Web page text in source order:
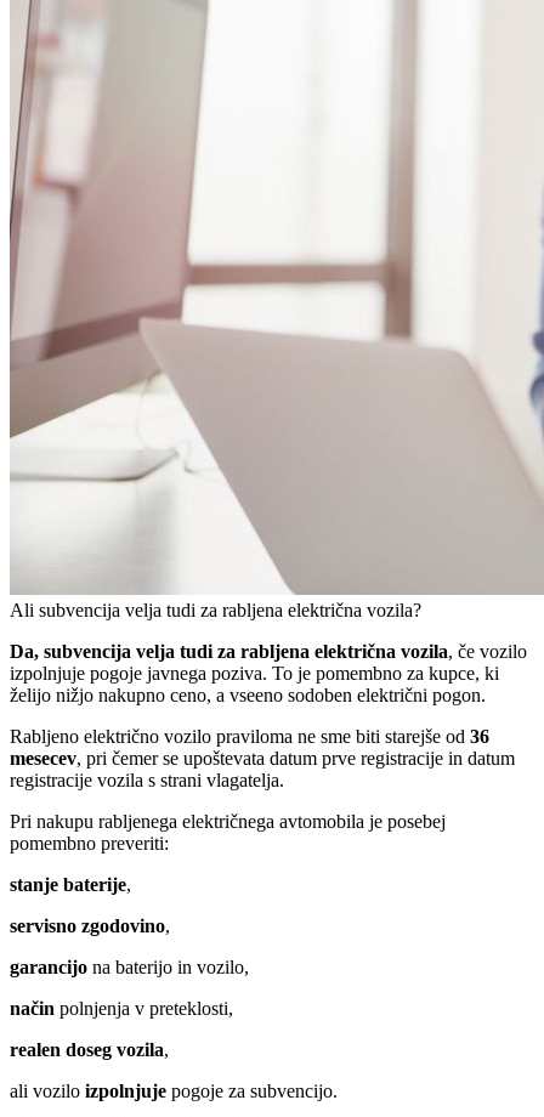
Ali subvencija velja tudi za rabljena električna vozila?
Da, subvencija velja tudi za rabljena električna vozila, če vozilo
izpolnjuje pogoje javnega poziva. To je pomembno za kupce, ki
želijo nižjo nakupno ceno, a vseeno sodoben električni pogon.
Rabljeno električno vozilo praviloma ne sme biti starejše od 36
mesecev, pri čemer se upoštevata datum prve registracije in datum
registracije vozila s strani vlagatelja.
Pri nakupu rabljenega električnega avtomobila je posebej
pomembno preveriti:
stanje baterije,
servisno zgodovino,
garancijo na baterijo in vozilo,
način polnjenja v preteklosti,
realen doseg vozila,
ali vozilo izpolnjuje pogoje za subvencijo.